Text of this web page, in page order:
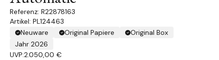
R22878163
Artikel: PL124463
Neuware
Original Papiere
Original Box
Jahr 2026
UVP:2.050,00 €